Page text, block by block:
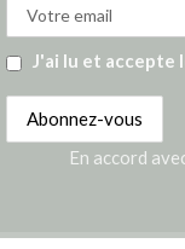
J'ai lu et accepte
En accord